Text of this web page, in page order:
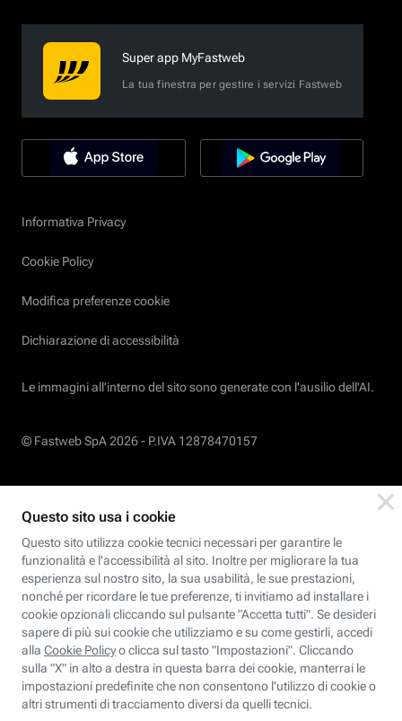
Super app MyFastweb
La tua finestra per gestire i servizi Fastweb
Informativa Privacy
Cookie Policy
Modifica preferenze cookie
Dichiarazione di accessibilità
Le immagini all’interno del sito sono generate con l'ausilio dell'AI.
© Fastweb SpA 2026 - P.IVA 12878470157